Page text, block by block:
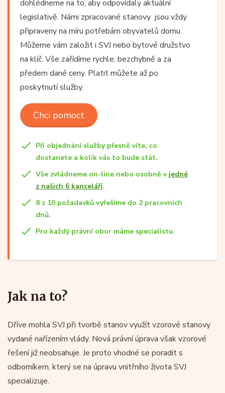
dohlédneme na to, aby odpovídaly aktuální
legislativě. Námi zpracované stanovy jsou vždy
připraveny na míru potřebám obyvatelů domu.
Můžeme vám založit i SVJ nebo bytové družstvo
na klíč. Vše zařídíme rychle, bezchybně a za
předem dané ceny. Platit můžete až po
poskytnutí služby.
Chci pomoct
Při objednání služby přesně víte, co
dostanete a kolik vás to bude stát.
Vše zvládneme on-line nebo osobně v jedné
z našich 6 kanceláří.
8 z 10 požadavků vyřešíme do 2 pracovních
dnů.
Pro každý právní obor máme specialistu.
Jak na to?
Dříve mohla SVJ při tvorbě stanov využít vzorové stanovy
vydané nařízením vlády. Nová právní úprava však vzorové
řešení již neobsahuje. Je proto vhodné se poradit s
odborníkem, který se na úpravu vnitřního života SVJ
specializuje.